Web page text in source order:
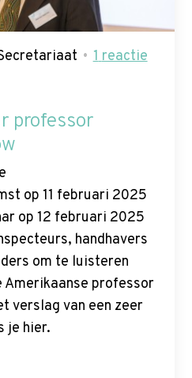
1reactie
professor
op 11 februari 2025
op 12 februari 2025
handhavers
om te luisteren
Amerikaanse professor
verslag van een zeer
je hier.